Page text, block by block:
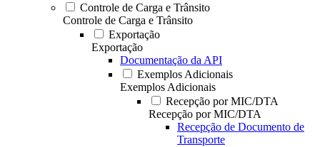
Controle de Carga e Trânsito
Controle de Carga e Trânsito
Exportação
Exportação
Documentação da API
Exemplos Adicionais
Exemplos Adicionais
Recepção por MIC/DTA
Recepção por MIC/DTA
Recepção de Documento de
Transporte